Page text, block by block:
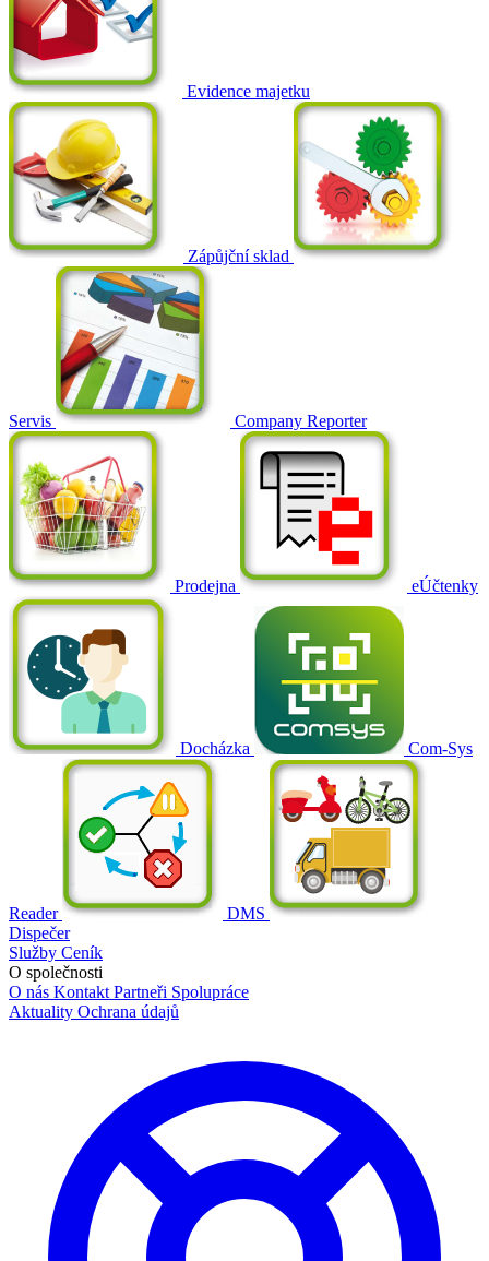
Evidence majetku
Zápůjční sklad
Servis Company Reporter
Prodejna eÚčtenky
Docházka Com-Sys
Reader
DMS
Dispečer
Služby Ceník
O společnosti
O nás Kontakt Partneři Spolupráce
Aktuality Ochrana údajů